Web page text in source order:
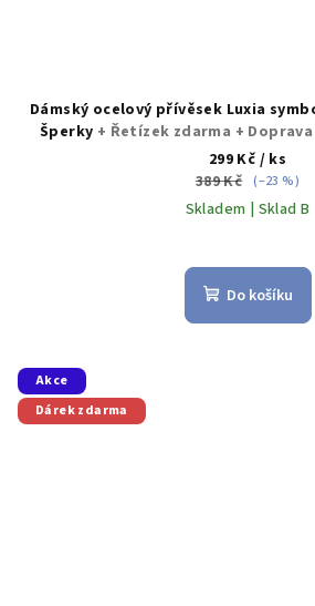
Dámský ocelový přívěsek Luxia
Šperky + Řetízek zdarma +
balení zdarma
299 Kč / ks
389 Kč (–23 %)
Skladem | Sklad B
Do košíku
Akce
Dárek zdarma